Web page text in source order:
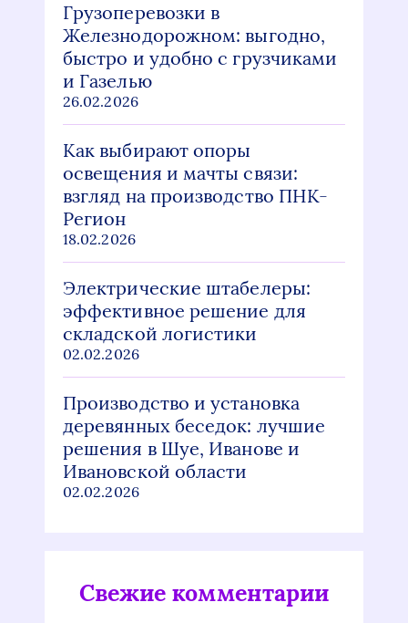
Грузоперевозки в
Железнодорожном: выгодно,
быстро и удобно с грузчиками
и Газелью
26.02.2026
Как выбирают опоры
освещения и мачты связи:
взгляд на производство ПНК-
Регион
18.02.2026
Электрические штабелеры:
эффективное решение для
складской логистики
02.02.2026
Производство и установка
деревянных беседок: лучшие
решения в Шуе, Иванове и
Ивановской области
02.02.2026
Свежие комментарии